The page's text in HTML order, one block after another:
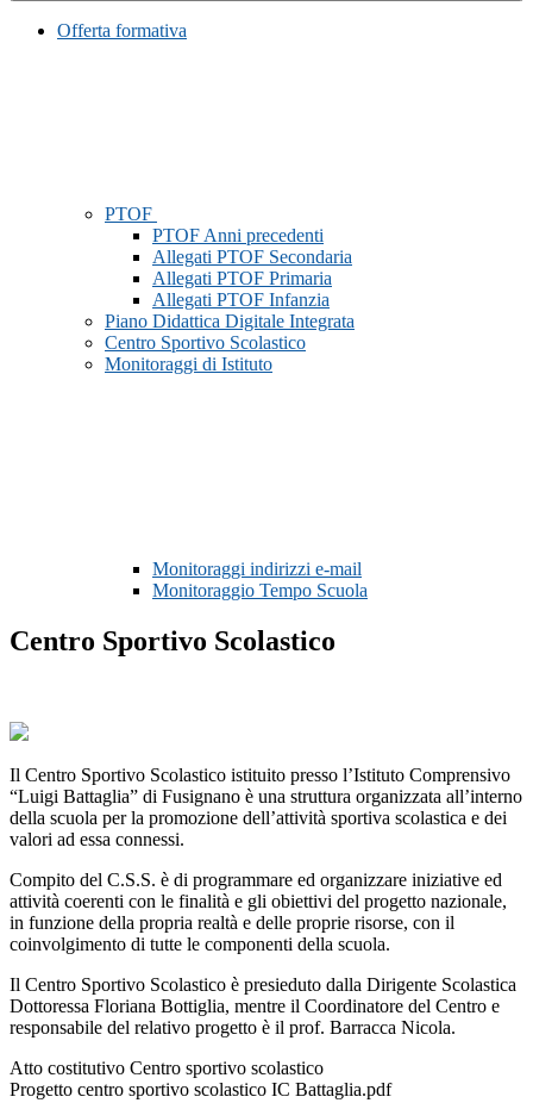
Offerta formativa
PTOF
PTOF Anni precedenti
Allegati PTOF Secondaria
Allegati PTOF Primaria
Allegati PTOF Infanzia
Piano Didattica Digitale Integrata
Centro Sportivo Scolastico
Monitoraggi di Istituto
Monitoraggi indirizzi e-mail
Monitoraggio Tempo Scuola
Centro Sportivo Scolastico
Il Centro Sportivo Scolastico istituito presso l’Istituto Comprensivo
“Luigi Battaglia” di Fusignano è una struttura organizzata all’interno
della scuola per la promozione dell’attività sportiva scolastica e dei
valori ad essa connessi.
Compito del C.S.S. è di programmare ed organizzare iniziative ed
attività coerenti con le finalità e gli obiettivi del progetto nazionale,
in funzione della propria realtà e delle proprie risorse, con il
coinvolgimento di tutte le componenti della scuola.
Il Centro Sportivo Scolastico è presieduto dalla Dirigente Scolastica
Dottoressa Floriana Bottiglia, mentre il Coordinatore del Centro e
responsabile del relativo progetto è il prof. Barracca Nicola.
Atto costitutivo Centro sportivo scolastico
Progetto centro sportivo scolastico IC Battaglia.pdf